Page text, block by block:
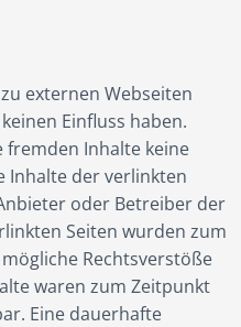
externen Webseiten
Einfluss haben.
fremden Inhalte keine
Inhalte der verlinkten
oder Betreiber der
Seiten wurden zum
Rechtsverstöße
waren zum Zeitpunkt
Eine dauerhafte